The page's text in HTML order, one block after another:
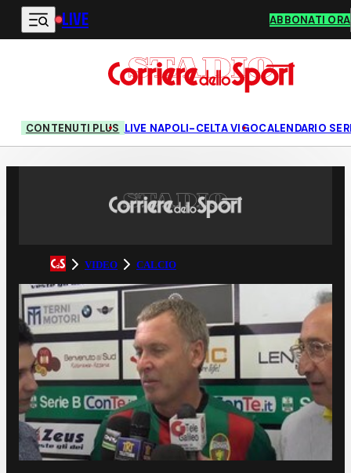
Vai al contenuto principale
LIVE ABBONATI ORA
CONTENUTI PLUS LIVE NAPOLI-CELTA VIGOCALENDARIO
VIDEO CALCIO